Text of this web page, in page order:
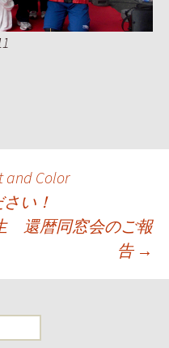
and Color
い！
還暦同窓会のご報
告 →